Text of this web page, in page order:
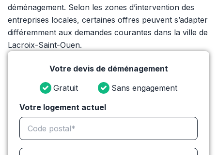
déménagement. Selon les zones d’intervention des
entreprises locales, certaines offres peuvent s’adapter
différemment aux demandes courantes dans la ville de
Lacroix-Saint-Ouen.
Votre devis de déménagement
Gratuit
Sans engagement
Votre logement actuel